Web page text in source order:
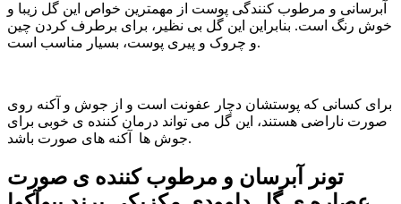
آبرسانی و مرطوب کنندگی پوست از مهمترین خواص این گل زیبا و
خوش رنگ است. بنابراین این گل بی نظیر، برای برطرف کردن چین
و چروک و پیری پوست، بسیار مناسب است.
برای کسانی که پوستشان دچار عفونت است و از جوش و آکنه روی
صورت ناراضی هستند، این گل می تواند درمان کننده ی خوبی برای
جوش ها آکنه های صورت باشد.
تونر آبرسان و مرطوب کننده ی صورت